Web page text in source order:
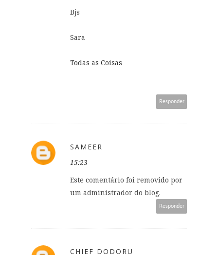
Bjs
Sara
Todas as Coisas
Responder
SAMEER
15:23
Este comentário foi removido por
um administrador do blog.
Responder
CHIEF DODORU